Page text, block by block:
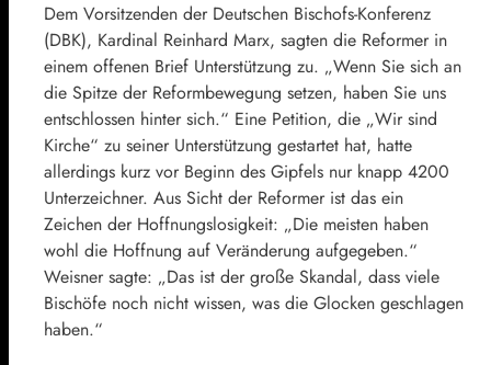
Dem Vorsitzenden der Deutschen Bischofs-Konferenz
(DBK), Kardinal Reinhard Marx, sagten die Reformer in
einem offenen Brief Unterstützung zu. „Wenn Sie sich an
die Spitze der Reformbewegung setzen, haben Sie uns
entschlossen hinter sich.“ Eine Petition, die „Wir sind
Kirche“ zu seiner Unterstützung gestartet hat, hatte
allerdings kurz vor Beginn des Gipfels nur knapp 4200
Unterzeichner. Aus Sicht der Reformer ist das ein
Zeichen der Hoffnungslosigkeit: „Die meisten haben
wohl die Hoffnung auf Veränderung aufgegeben.“
Weisner sagte: „Das ist der große Skandal, dass viele
Bischöfe noch nicht wissen, was die Glocken geschlagen
haben.“